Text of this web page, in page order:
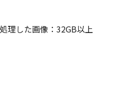
理した画像：32GB以上